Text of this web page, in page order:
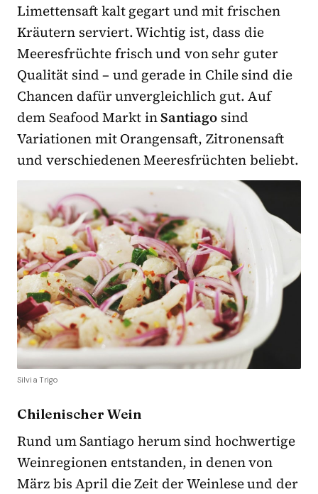
Limettensaft kalt gegart und mit frischen
Kräutern serviert. Wichtig ist, dass die
Meeresfrüchte frisch und von sehr guter
Qualität sind – und gerade in Chile sind die
Chancen dafür unvergleichlich gut. Auf
dem Seafood Markt inSantiago sind
Variationen mit Orangensaft, Zitronensaft
und verschiedenen Meeresfrüchten beliebt.
Silvia Trigo
Chilenischer Wein
Rund um Santiago herum sind hochwertige
Weinregionen entstanden, in denen von
März bis April die Zeit der Weinlese und der